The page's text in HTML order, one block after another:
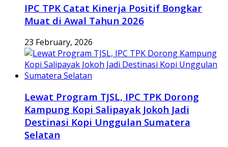
IPC TPK Catat Kinerja Positif Bongkar
Muat di Awal Tahun 2026
23 February, 2026
Lewat Program TJSL, IPC TPK Dorong
Kampung Kopi Salipayak Jokoh Jadi
Destinasi Kopi Unggulan Sumatera
Selatan